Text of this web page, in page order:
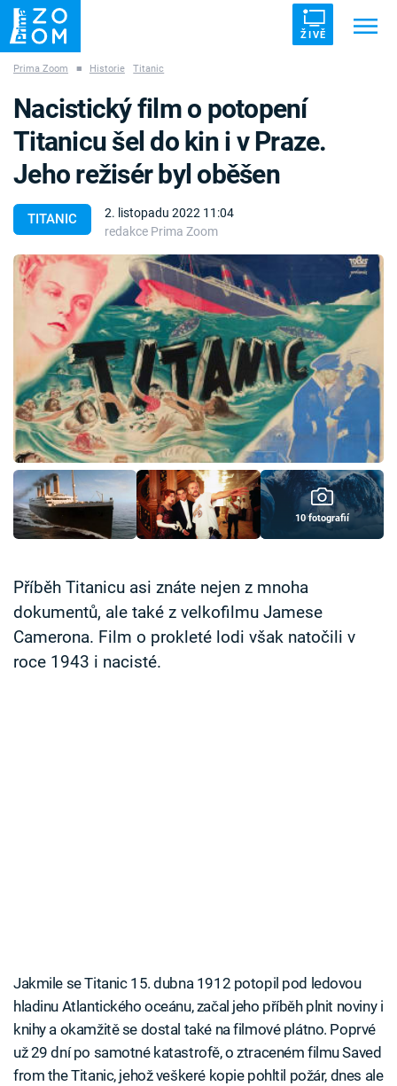
ŽIVĚ
ZÁHADY VETŘELCI DÁVNOVĚKU
Témata
Témata
Pořady
TV Program
Časopis
Sledujte prima+
Přihlášení
Sledujte nás
Prima Zoom ■ Historie Titanic
TITANIC
2. listopadu 2022 11:04
redakce Prima Zoom
Nacistický film o potopení
Titanicu šel do kin i v Praze.
Jeho režisér byl oběšen
10 fotografií
Příběh Titanicu asi znáte nejen z mnoha
dokumentů, ale také z velkofilmu Jamese
Camerona. Film o prokleté lodi však natočili v
roce 1943 i nacisté.
Jakmile se Titanic 15. dubna 1912 potopil pod ledovou
hladinu Atlantického oceánu, začal jeho příběh plnit noviny i
knihy a okamžitě se dostal také na filmové plátno. Poprvé
už 29 dní po samotné katastrofě, o ztraceném filmu Saved
from the Titanic, jehož veškeré kopie pohltil požár, dnes ale